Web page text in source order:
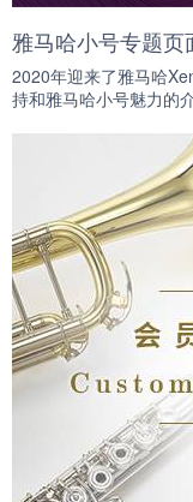
雅马哈小号专题页
2020年迎来了雅马哈
持和雅马哈小号魅力的介